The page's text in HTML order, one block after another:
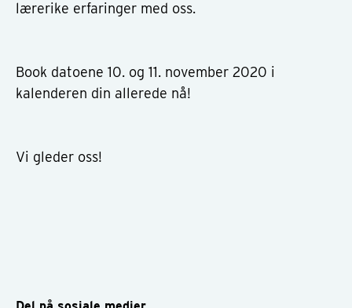
lærerike erfaringer med oss.
Book datoene 10. og 11. november 2020 i
kalenderen din allerede nå!
Vi gleder oss!